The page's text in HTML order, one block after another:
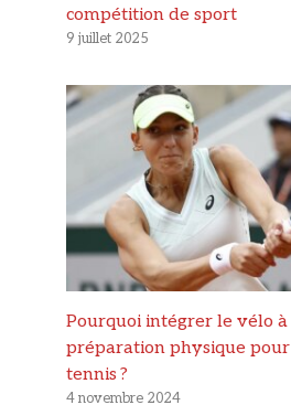
compétition de sport
9 juillet 2025
Pourquoi intégrer le vélo
préparation physique
tennis ?
4 novembre 2024